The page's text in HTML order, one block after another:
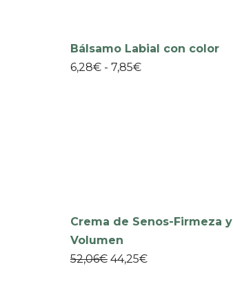
Bálsamo Labial con color
6,28€ - 7,85€
Crema de Senos-Firmeza y
Volumen
52,06€ 44,25€